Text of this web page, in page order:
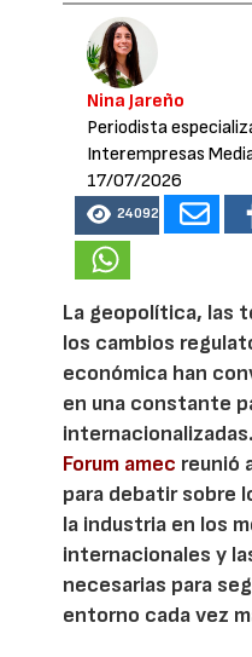
Nina Jareño
Periodista
Interempresas
17/07/2026
24092
La geopolítica, las
los cambios
económica han
en una constante
Forum amec reunió
para debatir sobre
la industria en los
internacionales y
necesarias para
entorno cada vez